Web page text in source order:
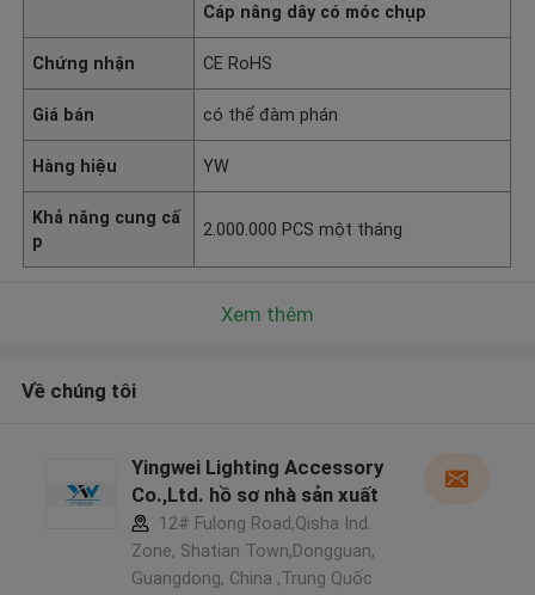
Cáp nâng dây có móc chụp
Chứng nhận CE RoHS
Giá bán có thể đàm phán
Hàng hiệu YW
Khả năng cung cấ
p
2.000.000 PCS một tháng
Xem thêm
Về chúng tôi
Yingwei Lighting Accessory
Co.,Ltd. hồ sơ nhà sản xuất
12# Fulong Road,Qisha Ind.
Zone, Shatian Town,Dongguan,
Guangdong, China ,Trung Quốc